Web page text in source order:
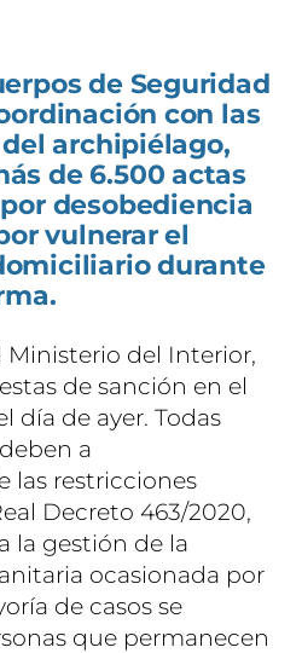
de Seguridad
con las
archipiélago,
de 6.500 actas
desobediencia
vulnerar el
durante
Ministerio del Interior,
de sanción en el
día de ayer. Todas
a
las restricciones
Decreto 463/2020,
la gestión de la
ocasionada por
de casos se
que permanecen